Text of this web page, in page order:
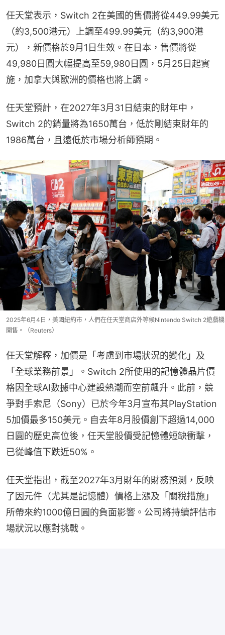
任天堂表示，Switch 2在美國的售價將從449.99美元
（約3,500港元）上調至499.99美元（約3,900港
元），新價格於9月1日生效。在日本，售價將從
49,980日圓大幅提高至59,980日圓，5月25日起實
施，加拿大與歐洲的價格也將上調。
任天堂預計，在2027年3月31日結束的財年中，
Switch 2的銷量將為1650萬台，低於剛結束財年的
1986萬台，且遠低於市場分析師預期。
2025年6月4日，美國紐約市，人們在任天堂商店外等候Nintendo Switch 2遊戲機
開售。（Reuters）
任天堂解釋，加價是「考慮到市場狀況的變化」及
「全球業務前景」。Switch 2所使用的記憶體晶片價
格因全球AI數據中心建設熱潮而空前飆升。此前，競
爭對手索尼（Sony）已於今年3月宣布其PlayStation
5加價最多150美元。自去年8月股價創下超過14,000
日圓的歷史高位後，任天堂股價受記憶體短缺衝擊，
已從峰值下跌近50%。
任天堂指出，截至2027年3月財年的財務預測，反映
了因元件（尤其是記憶體）價格上漲及「關稅措施」
所帶來約1000億日圓的負面影響。公司將持續評估市
場狀況以應對挑戰。